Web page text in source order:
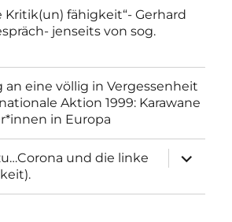
Kritik(un) fähigkeit“- Gerhard
jenseits von sog.
an eine völlig in Vergessenheit
Aktion 1999: Karawane
in Europa
und die linke
anzeigen